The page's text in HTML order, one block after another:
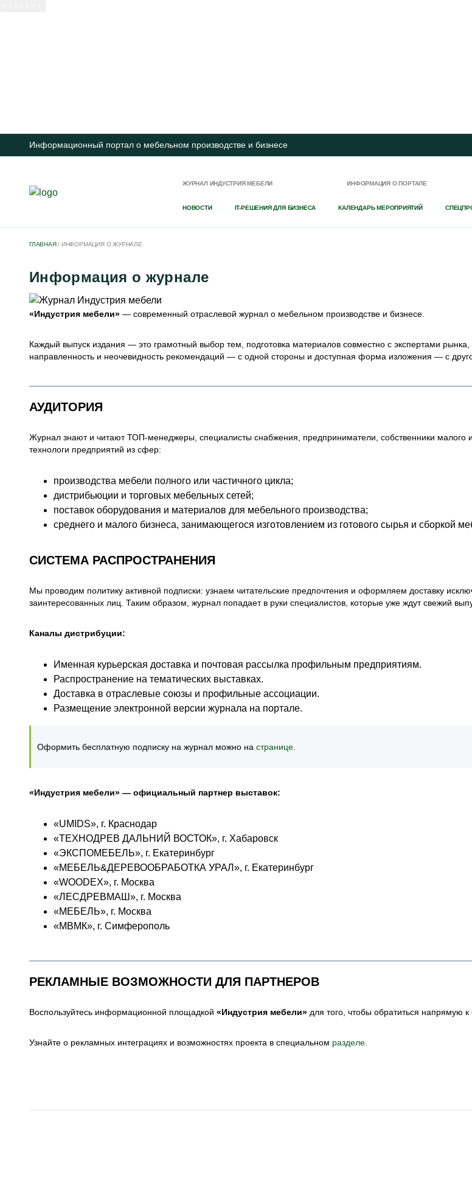
Информационный портал о мебельном производстве и бизнесе
ЖУРНАЛ ИНДУСТРИЯ МЕБЕЛИ ИНФОРМАЦИЯ О ПОРТАЛЕ
НОВОСТИ IT-РЕШЕНИЯ ДЛЯ БИЗНЕСА КАЛЕНДАРЬ МЕРОПРИЯТИЙ
ГЛАВНАЯ/ ИНФОРМАЦИЯ О ЖУРНАЛЕ
Информация о журнале
«Индустрия мебели» — современный отраслевой журнал о мебельном производстве и бизнесе.
Каждый выпуск издания — это грамотный выбор тем, подготовка материалов совместно с экспертами рынка,
направленность и неочевидность рекомендаций — с одной стороны и доступная форма изложения — с
АУДИТОРИЯ
Журнал знают и читают ТОП-менеджеры, специалисты снабжения, предприниматели, собственники малого
технологи предприятий из сфер:
производства мебели полного или частичного цикла;
дистрибьюции и торговых мебельных сетей;
поставок оборудования и материалов для мебельного производства;
среднего и малого бизнеса, занимающегося изготовлением из готового сырья и сборкой
СИСТЕМА РАСПРОСТРАНЕНИЯ
Мы проводим политику активной подписки: узнаем читательские предпочтения и оформляем доставку
заинтересованных лиц. Таким образом, журнал попадает в руки специалистов, которые уже ждут свежий
Каналы дистрибуции:
Именная курьерская доставка и почтовая рассылка профильным предприятиям.
Распространение на тематических выставках.
Доставка в отраслевые союзы и профильные ассоциации.
Размещение электронной версии журнала на портале.
Оформить бесплатную подписку на журнал можно на странице
«Индустрия мебели» — официальный партнер выставок:
«UMIDS», г. Краснодар
«ТЕХНОДРЕВ ДАЛЬНИЙ ВОСТОК», г. Хабаровск
«ЭКСПОМЕБЕЛЬ», г. Екатеринбург
«МЕБЕЛЬ&ДЕРЕВООБРАБОТКА УРАЛ», г. Екатеринбург
«WOODEX», г. Москва
«ЛЕСДРЕВМАШ», г. Москва
«МЕБЕЛЬ», г. Москва
«МВМК», г. Симферополь
РЕКЛАМНЫЕ ВОЗМОЖНОСТИ ДЛЯ ПАРТНЕРОВ
Воспользуйтесь информационной площадкой «Индустрия мебели» для того, чтобы обратиться напрямую к
Узнайте о рекламных интеграциях и возможностях проекта в специальном разделе